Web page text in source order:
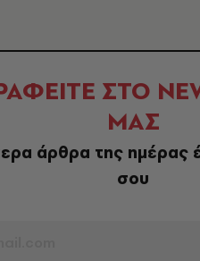
ΣΤΟ
ΜΑΣ
άρθρα της ημέρας
σου